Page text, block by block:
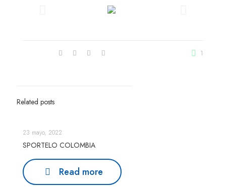
1
Related posts
23 mayo, 2022
SPORTELO COLOMBIA
Read more